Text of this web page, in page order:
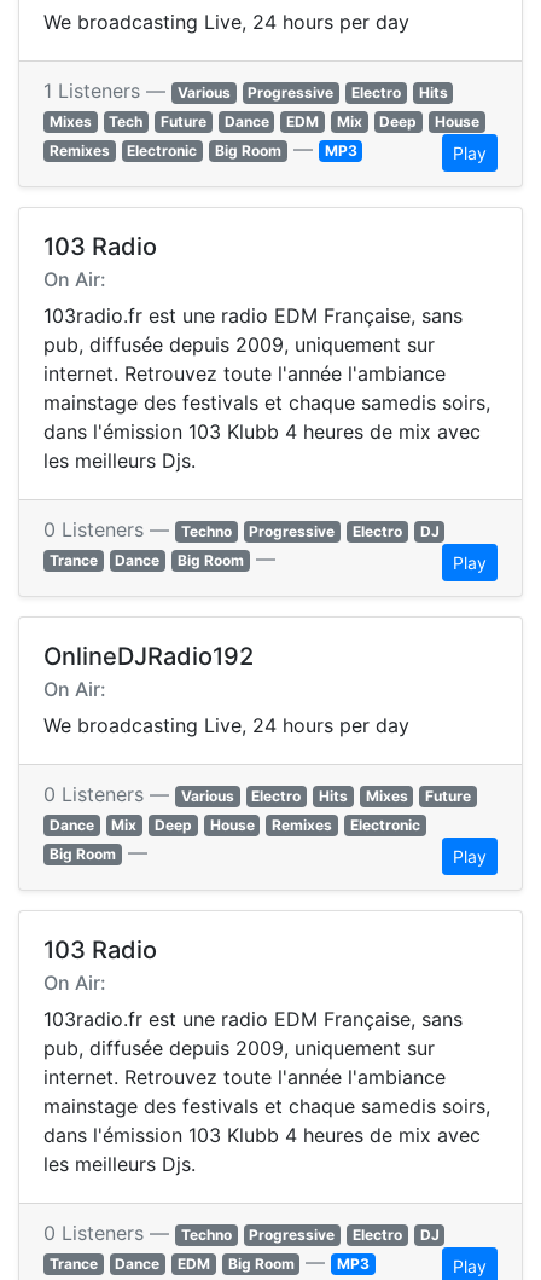
We broadcasting Live, 24 hours per day
1 Listeners — Various Progressive Electro
Hits
Mixes
Tech Future Dance EDM Mix Deep
House
Remixes
Electronic Big Room — MP3 Play
103 Radio
On Air:
103radio.fr est une radio EDM Française, sans
pub, diffusée depuis 2009, uniquement sur
internet. Retrouvez toute l'année l'ambiance
mainstage des festivals et chaque samedis soirs,
dans l'émission 103 Klubb 4 heures de mix avec
les meilleurs Djs.
0 Listeners — Techno Progressive Electro
DJ
Trance
Dance Big Room — Play
OnlineDJRadio192
On Air:
We broadcasting Live, 24 hours per day
0 Listeners — Various Electro Hits Mixes
Future
Dance
Mix Deep House Remixes
Electronic
Big Room — Play
103 Radio
On Air:
103radio.fr est une radio EDM Française, sans
pub, diffusée depuis 2009, uniquement sur
internet. Retrouvez toute l'année l'ambiance
mainstage des festivals et chaque samedis soirs,
dans l'émission 103 Klubb 4 heures de mix avec
les meilleurs Djs.
0 Listeners — Techno Progressive Electro
DJ
Trance
Dance EDM Big Room — MP3 Play